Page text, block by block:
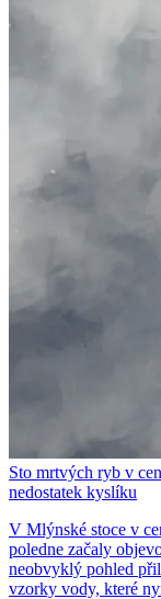
Sto mrtvých ryb v
nedostatek kyslíku
V Mlýnské stoce v
poledne začaly
neobvyklý pohled
vzorky vody, které